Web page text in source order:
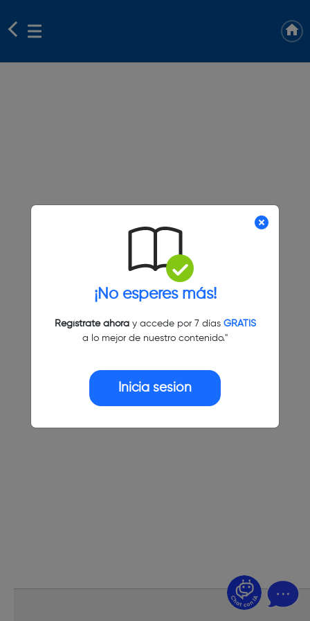
¡No esperes más!
Regístrate ahoray accede por 7 días GRATIS
a lo mejor de nuestro contenido."
Inicia sesión